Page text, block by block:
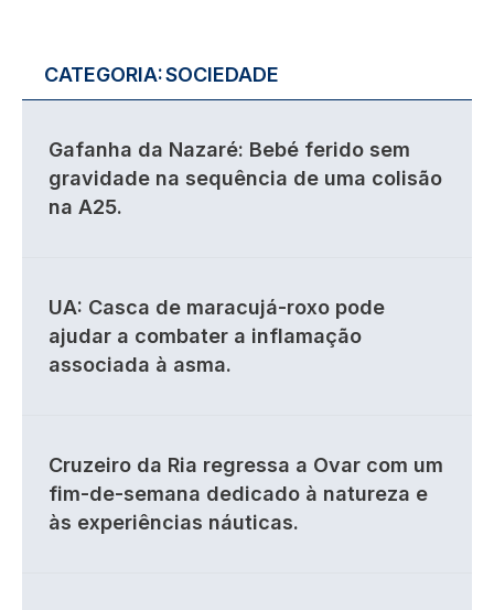
CATEGORIA:SOCIEDADE
Gafanha da Nazaré: Bebé ferido sem
gravidade na sequência de uma colisão
na A25.
UA: Casca de maracujá-roxo pode
ajudar a combater a inflamação
associada à asma.
Cruzeiro da Ria regressa a Ovar com um
fim-de-semana dedicado à natureza e
às experiências náuticas.